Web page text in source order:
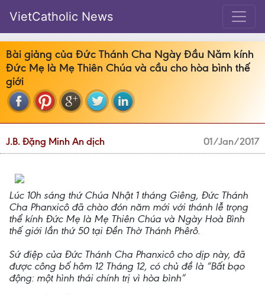
VietCatholic News
Bài giảng của Đức Thánh Cha Ngày Đầu Năm kính
Đức Mẹ là Mẹ Thiên Chúa và cầu cho hòa bình thế
giới
J.B. Đặng Minh An dịch 01/Jan/2017
Lúc 10h sáng thứ Chúa Nhật 1 tháng Giêng, Đức Thánh
Cha Phanxicô đã chào đón năm mới với thánh lễ trọng
thể kính Đức Mẹ là Mẹ Thiên Chúa và Ngày Hoà Bình
thế giới lần thứ 50 tại Đền Thờ Thánh Phêrô.
Sứ điệp của Đức Thánh Cha Phanxicô cho dịp này, đã
được công bố hôm 12 Tháng 12, có chủ đề là “Bất bạo
động: một hình thái chính trị vì hòa bình”